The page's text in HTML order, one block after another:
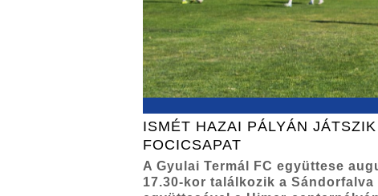
ISMÉT HAZAI PÁLYÁN
FOCICSAPAT
A Gyulai Termál FC együttese
17.30-kor találkozik a Sándorfalva